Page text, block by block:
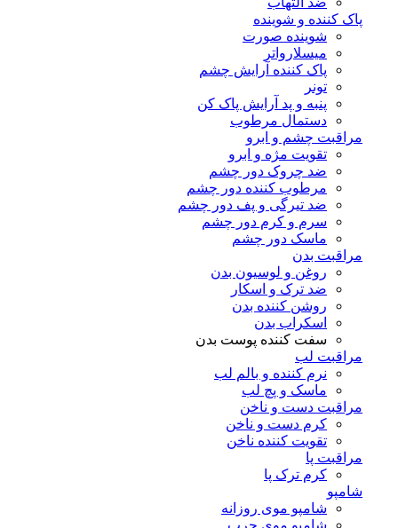
پاک کننده و شوینده
شوینده صورت
میسلارواتر
پاک کننده آرایش چشم
تونر
پنبه و پد آرایش پاک کن
دستمال مرطوب
مراقبت چشم و ابرو
تقویت مژه و ابرو
ضد چروک دور چشم
مرطوب کننده دور چشم
ضد تیرگی و پف دور چشم
سرم و کرم دور چشم
ماسک دور چشم
مراقبت بدن
روغن و لوسیون بدن
ضد ترک و اسکار
روشن کننده بدن
اسکراب بدن
سفت کننده پوست بدن
مراقبت لب
نرم کننده و بالم لب
ماسک و پچ لب
مراقبت دست و ناخن
کرم دست و ناخن
تقویت کننده ناخن
مراقبت پا
کرم ترک پا
شامپو
شامپو موی روزانه
شامپو موی چرب